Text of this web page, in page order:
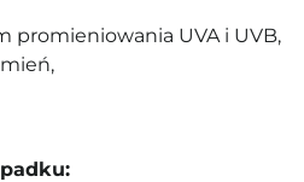
promieniowania UVA i UVB,